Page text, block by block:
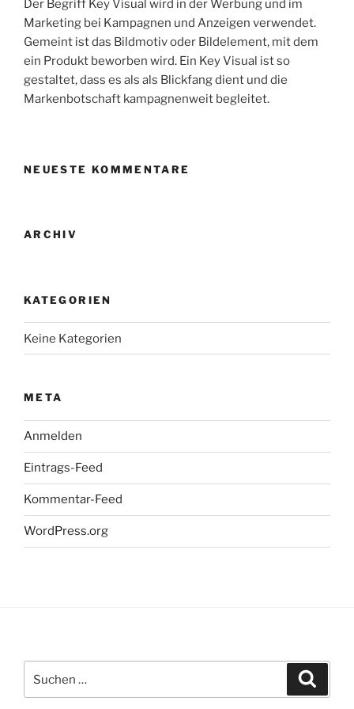
Der Begriff Key Visual wird in der Werbung und im
Marketing bei Kampagnen und Anzeigen verwendet.
Gemeint ist das Bildmotiv oder Bildelement, mit dem
ein Produkt beworben wird. Ein Key Visual ist so
gestaltet, dass es als als Blickfang dient und die
Markenbotschaft kampagnenweit begleitet.
NEUESTE KOMMENTARE
ARCHIV
KATEGORIEN
Keine Kategorien
META
Anmelden
Eintrags-Feed
Kommentar-Feed
WordPress.org
nach: